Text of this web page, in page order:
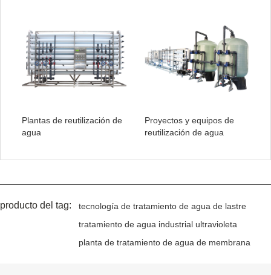
Plantas de reutilización de
agua
Proyectos y equipos de
reutilización de agua
producto del tag:
tecnología de tratamiento de agua de lastre
tratamiento de agua industrial ultravioleta
planta de tratamiento de agua de membrana